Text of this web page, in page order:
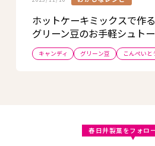
ホットケーキミックスで作
グリーン豆のお手軽シュトー
キャンディ グリーン豆 こんぺいと
春日井製菓をフォロ